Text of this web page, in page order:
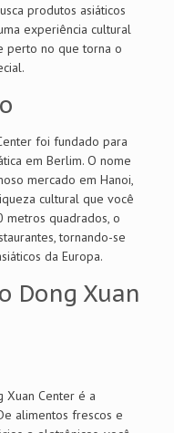
produtos asiáticos
experiência cultural
perto no que torna o
foi fundado para
em Berlim. O nome
mercado em Hanoi,
cultural que você
metros quadrados, o
tornando-se
da Europa.
Dong Xuan
Xuan Center é a
alimentos frescos e